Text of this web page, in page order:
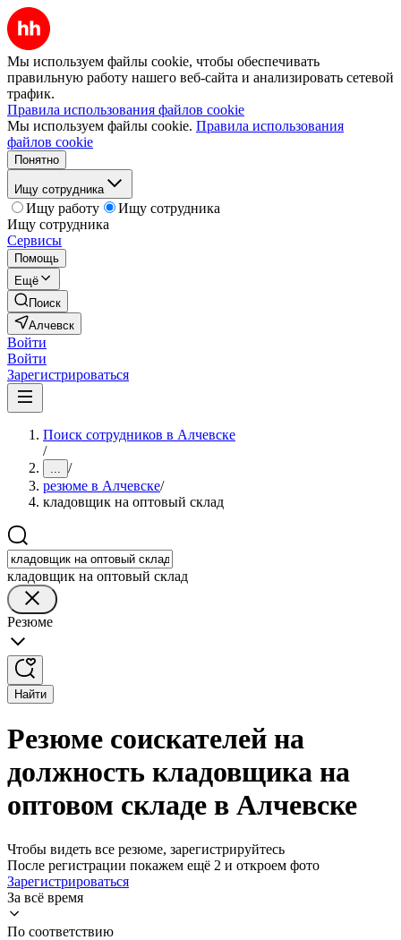
Мы используем файлы cookie, чтобы обеспечивать
правильную работу нашего веб-сайта и анализировать сетевой
трафик.
Правила использования файлов cookie
Мы используем файлы cookie. Правила использования
файлов cookie
Понятно
Ищу сотрудника
Ищу работу
Ищу сотрудника
Ищу сотрудника
Сервисы
Помощь
Ещё
Поиск
Алчевск
Войти
Войти
Зарегистрироваться
Поиск сотрудников в Алчевске
/
... /
резюме в Алчевске/
кладовщик на оптовый склад
кладовщик на оптовый склад
Резюме
Найти
Резюме соискателей на
должность кладовщика на
оптовом складе в Алчевске
Чтобы видеть все резюме, зарегистрируйтесь
После регистрации покажем ещё 2 и откроем фото
Зарегистрироваться
За всё время
По соответствию